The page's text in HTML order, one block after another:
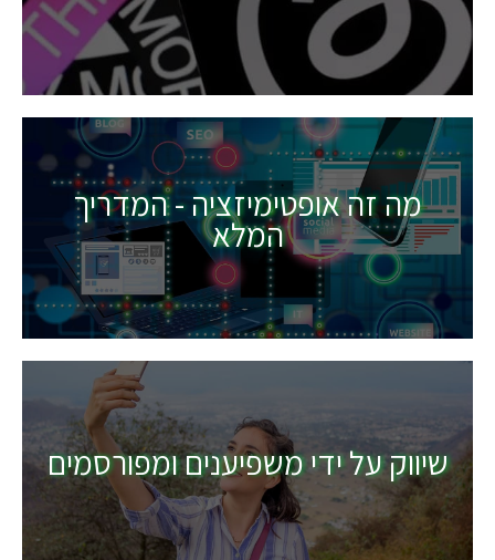
מה זה אופטימיזציה - המדריך
המלא
שיווק על ידי משפיענים ומפורסמים